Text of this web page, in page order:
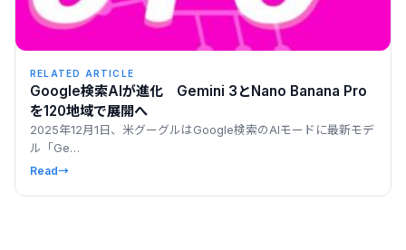
RELATED ARTICLE
Google検索AIが進化 Gemini 3とNano Banana Pro
を120地域で展開へ
2025年12月1日、米グーグルはGoogle検索のAIモードに最新モデ
ル「Ge…
Read→